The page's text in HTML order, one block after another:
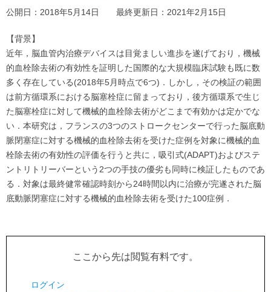
公開日： 2018年5月14日 最終更新日： 2021年2月15日
【背景】
近年，脳血管内治療デバイスは目覚ましい進歩を遂げており，機械
的血栓除去術の有効性を証明した国際的な大規模臨床試験も既に数
多く存在している(2018年5月時点で6つ)．しかし，その検証の範囲
は前方循環系における脳塞栓症に留まっており，後方循環系で生じ
た脳塞栓症に対して機械的血栓除去術がどこまで有効かは定かでな
い．本研究は，フランスの3つのストロークセンターで行った脳底動
脈閉塞症に対する機械的血栓除去術を受けた症例を対象に機械的血
栓除去術の有効性の評価を行うと共に，吸引式(ADAPT)およびステ
ントリトリーバーという2つの手技の優劣も同時に検証したものであ
る．対象は最終健常確認時刻から24時間以内に治療が完遂された脳
底動脈閉塞症に対する機械的血栓除去術を受けた100症例．
ここから先は閲覧有料です。
ログイン